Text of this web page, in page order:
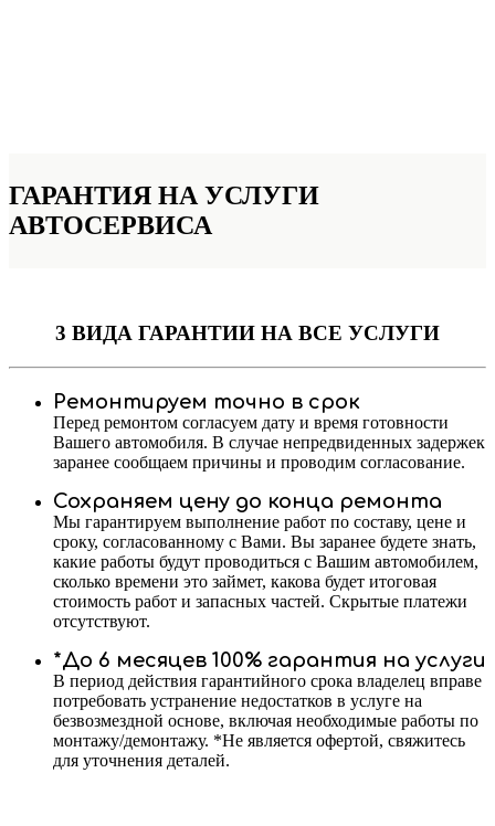
ГАРАНТИЯ НА УСЛУГИ
АВТОСЕРВИСА
3 ВИДА ГАРАНТИИ НА ВСЕ УСЛУГИ
Ремонтируем точно в срок
Перед ремонтом согласуем дату и время готовности
Вашего автомобиля. В случае непредвиденных задержек
заранее сообщаем причины и проводим согласование.
Сохраняем цену до конца ремонта
Мы гарантируем выполнение работ по составу, цене и
сроку, согласованному с Вами. Вы заранее будете знать,
какие работы будут проводиться с Вашим автомобилем,
сколько времени это займет, какова будет итоговая
стоимость работ и запасных частей. Скрытые платежи
отсутствуют.
*До 6 месяцев 100% гарантия на услуги
В период действия гарантийного срока владелец вправе
потребовать устранение недостатков в услуге на
безвозмездной основе, включая необходимые работы по
монтажу/демонтажу. *Не является офертой, свяжитесь
для уточнения деталей.